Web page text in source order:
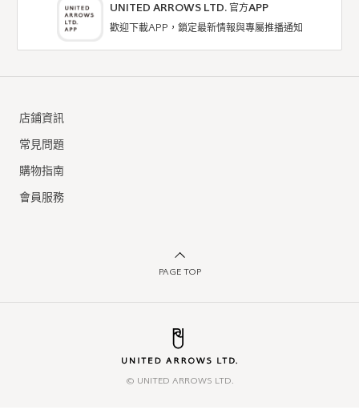
UNITED ARROWS LTD. 官方APP
歡迎下載APP，鎖定最新情報與專屬推播通知
店鋪資訊
常見問題
購物指南
會員服務
PAGE TOP
© UNITED ARROWS LTD.